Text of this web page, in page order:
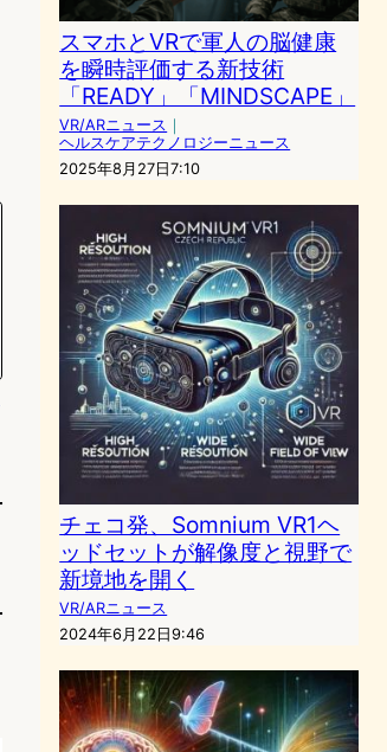
スマホとVRで軍人の脳健康
を瞬時評価する新技術
「READY」「MINDSCAPE」
VR/ARニュース ｜
ヘルスケアテクノロジーニュース
2025年8月27日7:10
チェコ発、Somnium VR1ヘ
ッドセットが解像度と視野で
新境地を開く
VR/ARニュース
2024年6月22日9:46